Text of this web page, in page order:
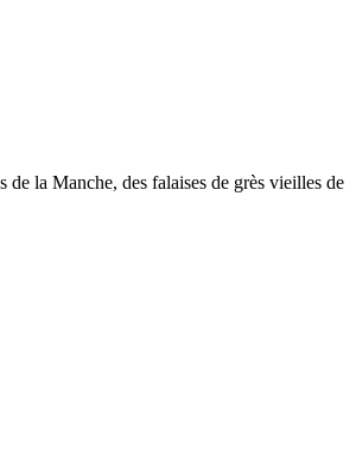
de la Manche, des falaises de grès vieilles de